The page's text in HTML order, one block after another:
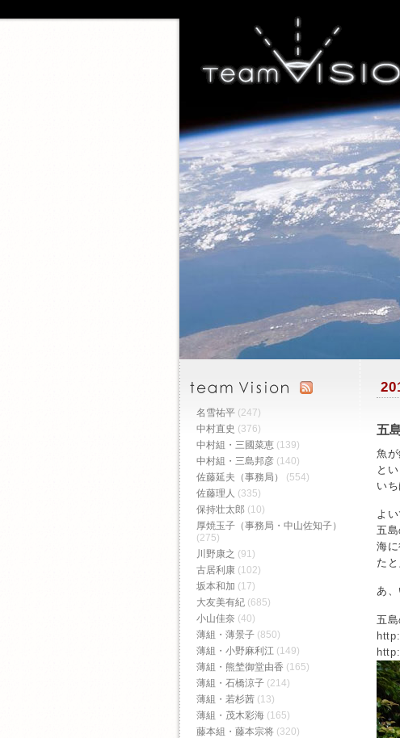
五
魚
と
い
よい
五島
海に
た
あ
五
名雪祐平 (247)
中村直史 (376)
中村組・三國菜恵 (139)
中村組・三島邦彦 (140)
佐藤延夫（事務局）
(554)
佐藤理人 (335)
保持壮太郎 (10)
厚焼玉子（事務局・中山佐知子）
(275)
川野康之 (91)
古居利康 (102)
坂本和加 (17)
大友美有紀 (685)
小山佳奈 (40)
薄組・薄景子 (850)
薄組・小野麻利江 (149)
薄組・熊埜御堂由香 (165)
薄組・石橋涼子 (214)
薄組・若杉茜 (13)
薄組・茂木彩海 (165)
藤本組・藤本宗将 (320)